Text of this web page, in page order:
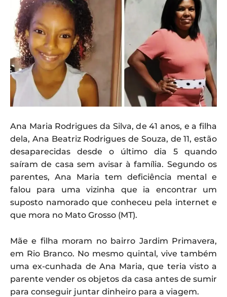
Ana Maria Rodrigues da Silva, de 41 anos, e a filha
dela, Ana Beatriz Rodrigues de Souza, de 11, estão
desaparecidas desde o último dia 5 quando
saíram de casa sem avisar à família. Segundo os
parentes, Ana Maria tem deficiência mental e
falou para uma vizinha que ia encontrar um
suposto namorado que conheceu pela internet e
que mora no Mato Grosso (MT).
Mãe e filha moram no bairro Jardim Primavera,
em Rio Branco. No mesmo quintal, vive também
uma ex-cunhada de Ana Maria, que teria visto a
parente vender os objetos da casa antes de sumir
para conseguir juntar dinheiro para a viagem.